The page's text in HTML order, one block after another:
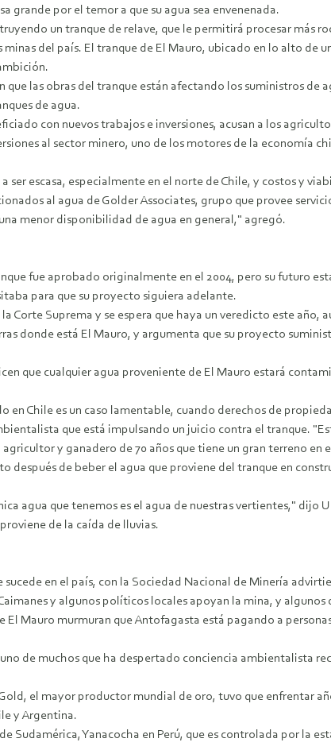
grande por el temor a que su agua sea envenenada.
un tranque de relave, que le permitirá procesar más
minas del país. El tranque de El Mauro, ubicado en lo alto de
que las obras del tranque están afectando los suministros de
de agua.
con nuevos trabajos e inversiones, acusan a los
al sector minero, uno de los motores de la economía
ser escasa, especialmente en el norte de Chile, y costos y
al agua de Golder Associates, grupo que provee
menor disponibilidad de agua en general," agregó.
fue aprobado originalmente en el 2004, pero su futuro
para que su proyecto siguiera adelante.
la Corte Suprema y se espera que haya un veredicto este
donde está El Mauro, y argumenta que su proyecto
que cualquier agua proveniente de El Mauro estará
en Chile es un caso lamentable, cuando derechos de
que está impulsando un juicio contra el tranque.
y ganadero de 70 años que tiene un gran terreno en
después de beber el agua que proviene del tranque en
agua que tenemos es el agua de nuestras vertientes,"
de la caída de lluvias.
sucede en el país, con la Sociedad Nacional de Minería
y algunos políticos locales apoyan la mina, y
El Mauro murmuran que Antofagasta está pagando a
uno de muchos que ha despertado conciencia ambientalista
el mayor productor mundial de oro, tuvo que enfrentar
y Argentina.
Sudamérica, Yanacocha en Perú, que es controlada por la